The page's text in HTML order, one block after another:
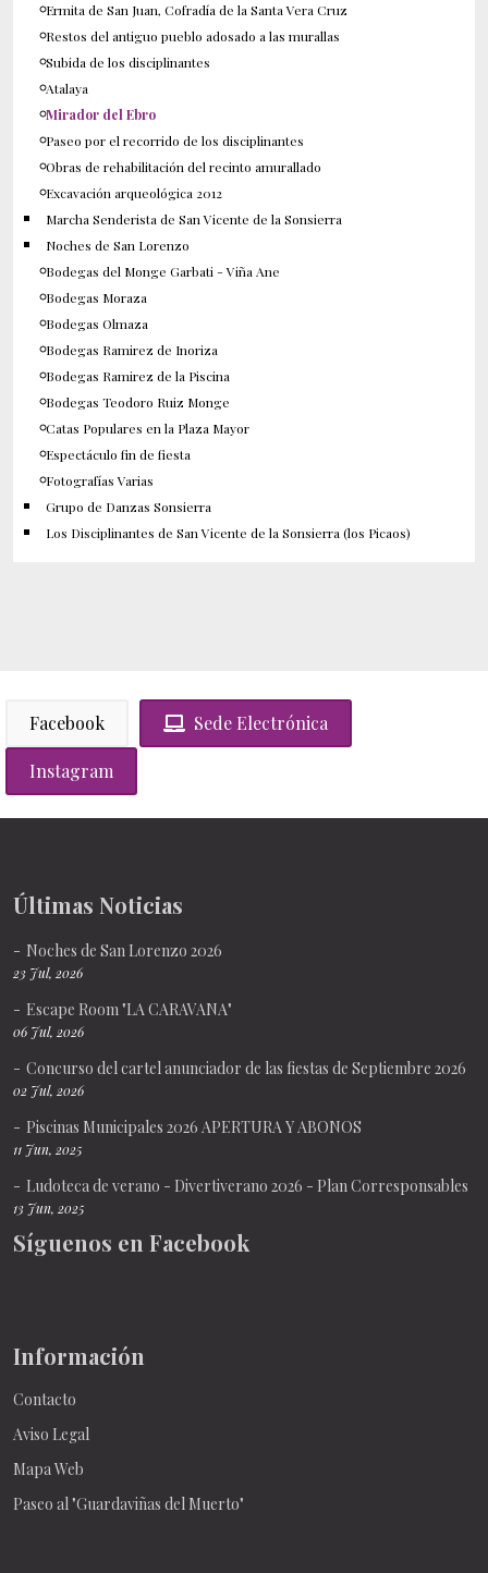
Ermita de San Juan, Cofradía de la Santa Vera Cruz
Restos del antiguo pueblo adosado a las murallas
Subida de los disciplinantes
Atalaya
Mirador del Ebro
Paseo por el recorrido de los disciplinantes
Obras de rehabilitación del recinto amurallado
Excavación arqueológica 2012
Marcha Senderista de San Vicente de la Sonsierra
Noches de San Lorenzo
Bodegas del Monge Garbati - Viña Ane
Bodegas Moraza
Bodegas Olmaza
Bodegas Ramirez de Inoriza
Bodegas Ramirez de la Piscina
Bodegas Teodoro Ruiz Monge
Catas Populares en la Plaza Mayor
Espectáculo fin de fiesta
Fotografías Varias
Grupo de Danzas Sonsierra
Los Disciplinantes de San Vicente de la Sonsierra (los Picaos)
Facebook Sede Electrónica
Instagram
Últimas Noticias
Noches de San Lorenzo 2026
23 Jul, 2026
Escape Room "LA CARAVANA"
06 Jul, 2026
Concurso del cartel anunciador de las fiestas de Septiembre 2026
02 Jul, 2026
Piscinas Municipales 2026 APERTURA Y ABONOS
11 Jun, 2025
Ludoteca de verano - Divertiverano 2026 - Plan Corresponsables
13 Jun, 2025
Síguenos en Facebook
Información
Contacto
Aviso Legal
Mapa Web
Paseo al "Guardaviñas del Muerto"